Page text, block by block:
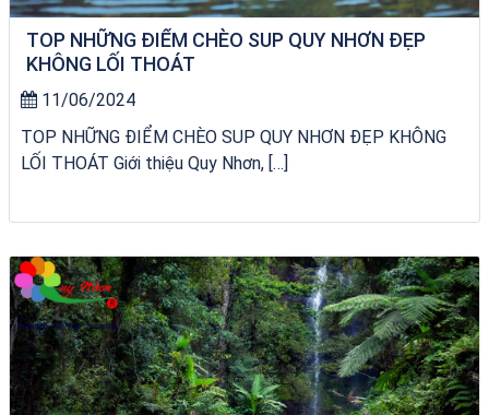
TOP NHỮNG ĐIỂM CHÈO SUP QUY NHƠN ĐẸP
KHÔNG LỐI THOÁT
11/06/2024
TOP NHỮNG ĐIỂM CHÈO SUP QUY NHƠN ĐẸP KHÔNG
LỐI THOÁT Giới thiệu Quy Nhơn, […]
Tour Đà Nẵng Quy Nhơn